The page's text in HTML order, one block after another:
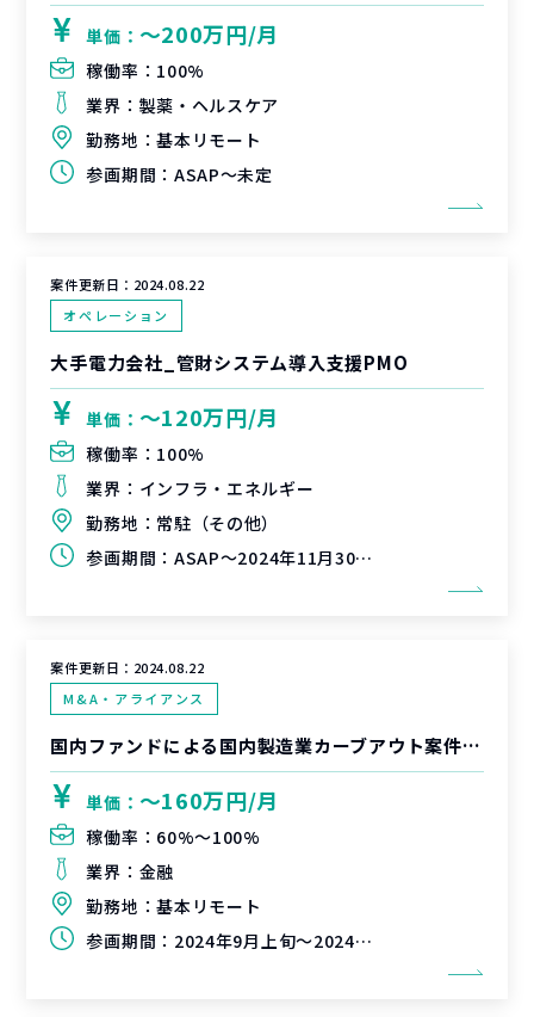
単価： 〜200万円/月
稼働率： 100%
業界： 製薬・ヘルスケア
勤務地：基本リモート
参画期間： ASAP～未定
案件更新日： 2024.08.22
オペレーション
大手電力会社_管財システム導入支援PMO
単価： 〜120万円/月
稼働率： 100%
業界： インフラ・エネルギー
勤務地： 常駐（その他）
参画期間： ASAP～2024年11月30日（延長可能性有）
案件更新日： 2024.08.22
M&A・アライアンス
国内ファンドによる国内製造業カーブアウト案件のITDD
単価： 〜160万円/月
稼働率： 60%〜100%
業界： 金融
勤務地：基本リモート
参画期間： 2024年9月上旬～2024年10月中旬